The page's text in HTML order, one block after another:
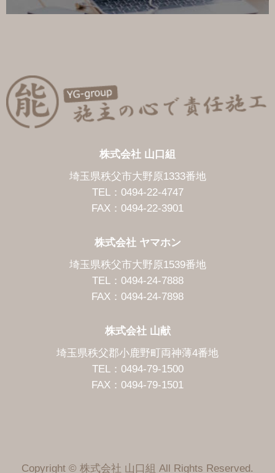
株式会社 山口組
埼玉県秩父市大野原1333番地
TEL：0494-22-4747
FAX：0494-22-3901
株式会社 ヤマホン
埼玉県秩父市大野原1539番地
TEL：0494-24-7888
FAX：0494-24-7898
株式会社 山献
埼玉県秩父郡小鹿野町両神薄4番地
TEL：0494-79-1500
FAX：0494-79-1501
Copyright © 株式会社 山口組 All Rights Reserved.